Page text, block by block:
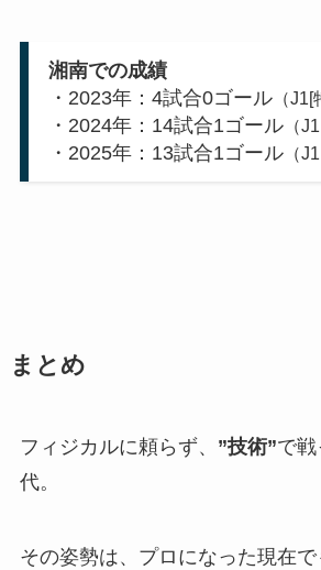
湘南での成績
・2023年：4試合0ゴール（J1[
・2024年：14試合1ゴール（J1
・2025年：13試合1ゴール（J1
まとめ
フィジカルに頼らず、 ”技術”で
代。
その姿勢は、プロになった現在